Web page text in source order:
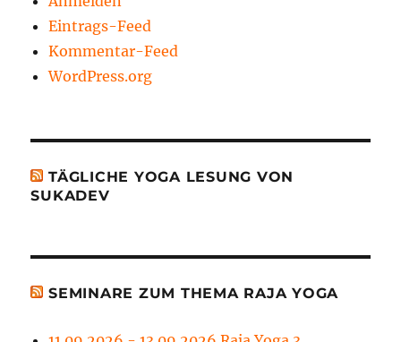
Eintrags-Feed
Kommentar-Feed
WordPress.org
TÄGLICHE YOGA LESUNG VON
SUKADEV
SEMINARE ZUM THEMA RAJA YOGA